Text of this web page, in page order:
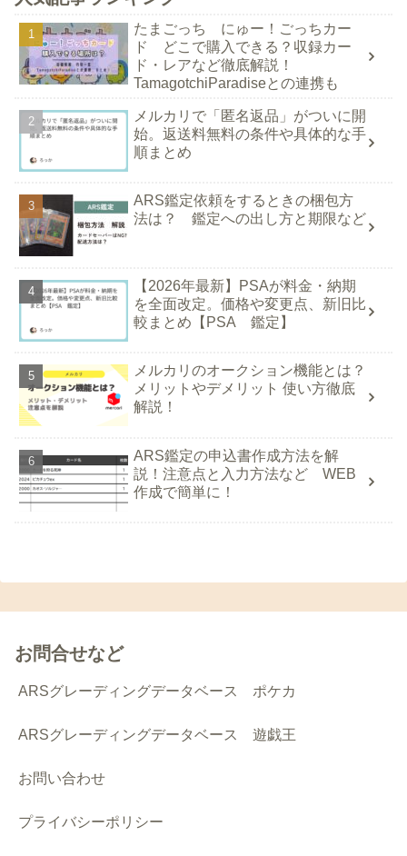
たまごっち にゅー！ごっちカー
ド どこで購入できる？収録カー
ド・レアなど徹底解説！
TamagotchiParadiseとの連携も
メルカリで「匿名返品」がついに開
始。返送料無料の条件や具体的な手
順まとめ
ARS鑑定依頼をするときの梱包方
法は？ 鑑定への出し方と期限など
【2026年最新】PSAが料金・納期
を全面改定。価格や変更点、新旧比
較まとめ【PSA 鑑定】
メルカリのオークション機能とは？
メリットやデメリット 使い方徹底
解説！
ARS鑑定の申込書作成方法を解
説！注意点と入力方法など WEB
作成で簡単に！
お問合せなど
ARSグレーディングデータベース ポケカ
ARSグレーディングデータベース 遊戯王
お問い合わせ
プライバシーポリシー